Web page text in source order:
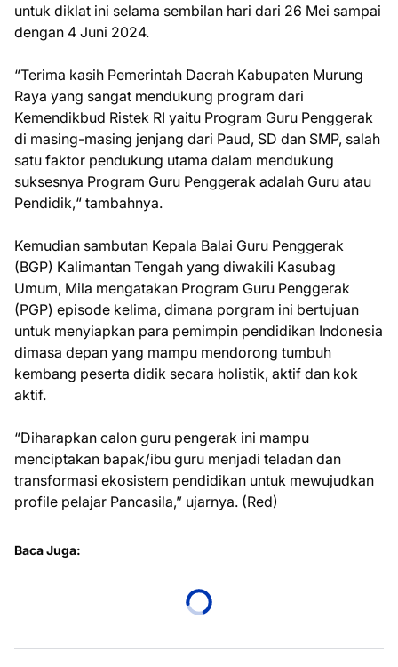
untuk diklat ini selama sembilan hari dari 26 Mei sampai
dengan 4 Juni 2024.
“Terima kasih Pemerintah Daerah Kabupaten Murung
Raya yang sangat mendukung program dari
Kemendikbud Ristek RI yaitu Program Guru Penggerak
di masing-masing jenjang dari Paud, SD dan SMP, salah
satu faktor pendukung utama dalam mendukung
suksesnya Program Guru Penggerak adalah Guru atau
Pendidik,“ tambahnya.
Kemudian sambutan Kepala Balai Guru Penggerak
(BGP) Kalimantan Tengah yang diwakili Kasubag
Umum, Mila mengatakan Program Guru Penggerak
(PGP) episode kelima, dimana porgram ini bertujuan
untuk menyiapkan para pemimpin pendidikan Indonesia
dimasa depan yang mampu mendorong tumbuh
kembang peserta didik secara holistik, aktif dan kok
aktif.
“Diharapkan calon guru pengerak ini mampu
menciptakan bapak/ibu guru menjadi teladan dan
transformasi ekosistem pendidikan untuk mewujudkan
profile pelajar Pancasila,” ujarnya. (Red)
Baca Juga: